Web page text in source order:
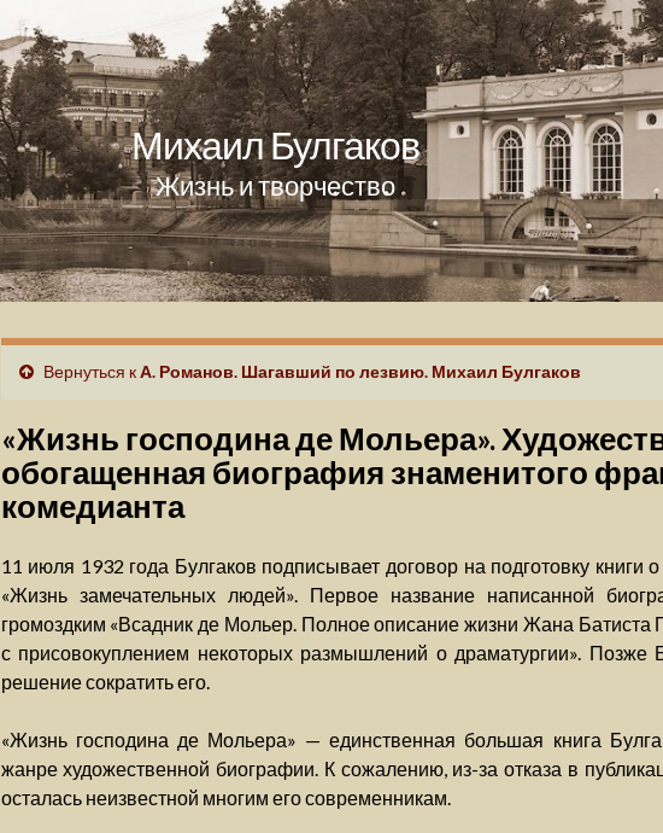
Михаил Булгаков
Жизнь и творчество
Вернуться кА. Романов. Шагавший по лезвию. Михаил Булгаков
«Жизнь господина де Мольера».
обогащенная биография знаменитого
комедианта
11 июля 1932 года Булгаков подписывает договор на подготовку книги
«Жизнь замечательных людей». Первое название написанной
громоздким «Всадник де Мольер. Полное описание жизни Жана Батиста
с присовокуплением некоторых размышлений о драматургии». Позже
решение сократить его.
«Жизнь господина де Мольера» — единственная большая книга
жанре художественной биографии. К сожалению, из-за отказа в
осталась неизвестной многим его современникам.